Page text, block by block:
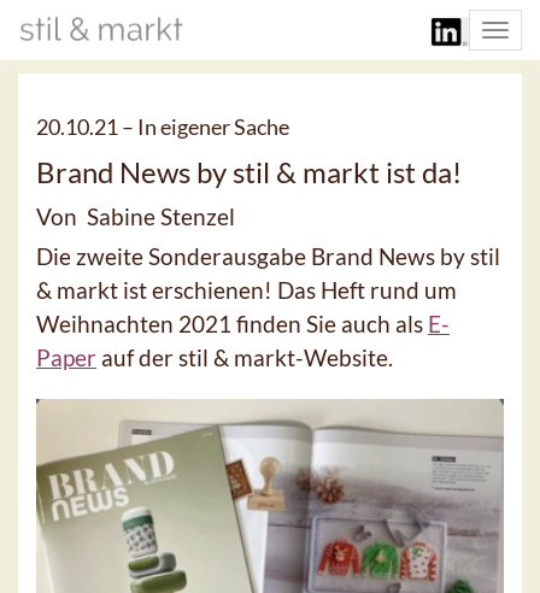
20.10.21 – In eigener Sache
Brand News by stil & markt ist da!
Von Sabine Stenzel
Die zweite Sonderausgabe Brand News by stil
& markt ist erschienen! Das Heft rund um
Weihnachten 2021 finden Sie auch als E-
Paper auf der stil & markt-Website.